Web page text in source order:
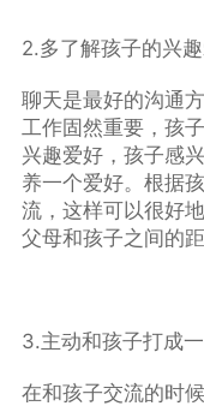
2.多了解孩子的兴
聊天是最好的沟通
工作固然重要，孩
兴趣爱好，孩子感
养一个爱好。根据
流，这样可以很好
父母和孩子之间的距
3.主动和孩子打成
在和孩子交流的时